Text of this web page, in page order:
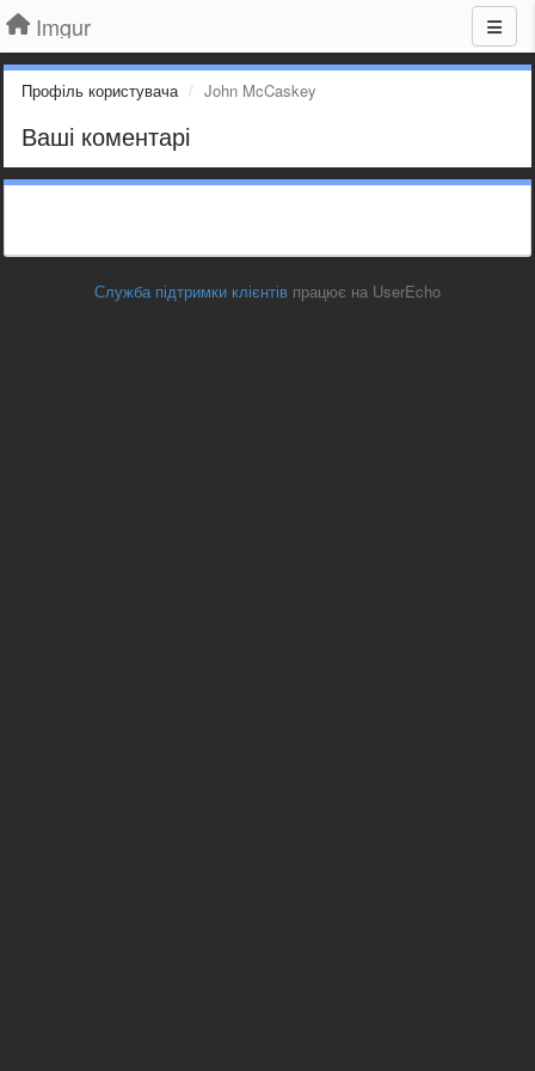
Imgur
Профіль користувача John McCaskey
Ваші коментарі
Служба підтримки клієнтів працює на UserEcho